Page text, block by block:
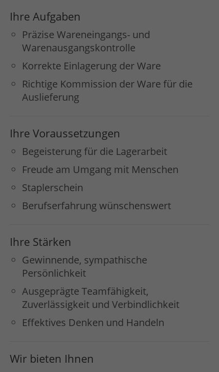
Ihre Aufgaben
Präzise Wareneingangs- und
Warenausgangskontrolle
Korrekte Einlagerung der Ware
Richtige Kommission der Ware für die
Auslieferung
Ihre Voraussetzungen
Begeisterung für die Lagerarbeit
Freude am Umgang mit Menschen
Staplerschein
Berufserfahrung wünschenswert
Ihre Stärken
Gewinnende, sympathische
Persönlichkeit
Ausgeprägte Teamfähigkeit,
Zuverlässigkeit und Verbindlichkeit
Effektives Denken und Handeln
Wir bieten Ihnen